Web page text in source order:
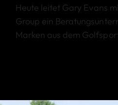
Heute leitet Gary Evans
Group ein
Marken aus dem